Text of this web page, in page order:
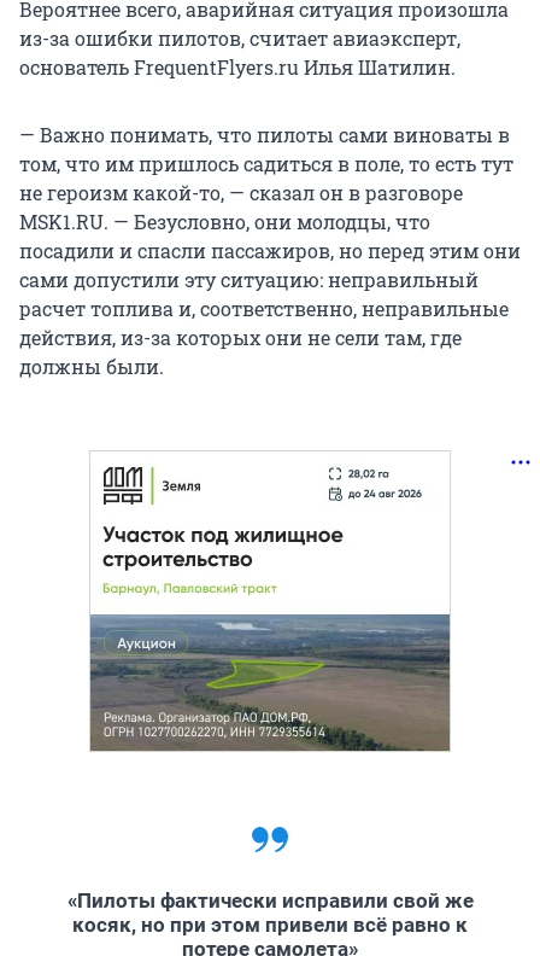
Вероятнее всего, аварийная ситуация произошла
из-за ошибки пилотов, считает авиаэксперт,
основатель FrequentFlyers.ru Илья Шатилин.
— Важно понимать, что пилоты сами виноваты в
том, что им пришлось садиться в поле, то есть тут
не героизм какой-то, — сказал он в разговоре
MSK1.RU. — Безусловно, они молодцы, что
посадили и спасли пассажиров, но перед этим они
сами допустили эту ситуацию: неправильный
расчет топлива и, соответственно, неправильные
действия, из-за которых они не сели там, где
должны были.
«Пилоты фактически исправили свой же
косяк, но при этом привели всё равно к
потере самолета»